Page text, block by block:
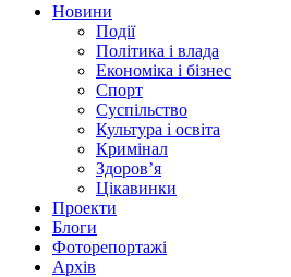
Новини
Події
Політика і влада
Економіка і бізнес
Спорт
Суспільство
Культура і освіта
Кримінал
Здоров’я
Цікавинки
Проекти
Блоги
Фоторепортажі
Архів